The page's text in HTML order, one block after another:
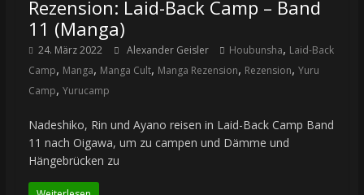
Rezension: Laid-Back Camp – Band
11 (Manga)
24. März 2022 Alexander Geisler Houbunsha, Laid-Back
Camp, Manga, Manga Cult, Manga Rezension, Rezension, Yuru
Camp, Yurucamp
Nadeshiko, Rin und Ayano reisen in Laid-Back Camp Band
11 nach Oigawa, um zu campen und Dämme und
Hängebrücken zu